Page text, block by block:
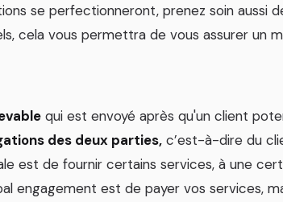
se perfectionneront, prenez soin aussi
cela vous permettra de vous assurer un
qui est envoyé après qu'un client
des deux parties, c’est-à-dire du
est de fournir certains services, à une
engagement est de payer vos services,